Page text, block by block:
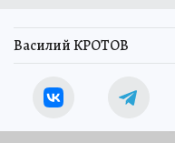
Василий КРОТОВ